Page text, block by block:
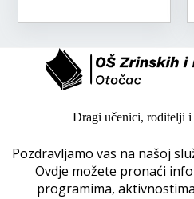
Dragi učenici, roditelji i
Pozdravljamo vas na našoj
Ovdje možete pronaći
programima,